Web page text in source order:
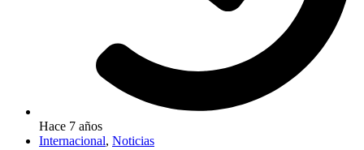
Hace 7 años
Internacional, Noticias